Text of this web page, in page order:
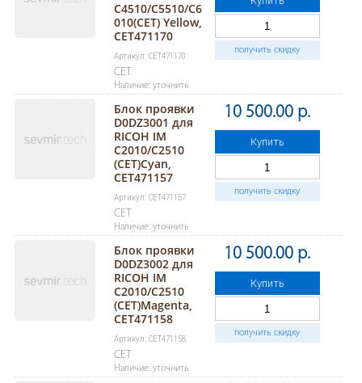
C4510/C5510/C6
010(CET) Yellow,
CET471170
Артикул: CET471170
CET
Наличие: уточнить
получить скидку
Блок проявки
D0DZ3001 для
RICOH IM
C2010/C2510
(CET)Cyan,
CET471157
Артикул: CET471157
CET
Наличие: уточнить
10 500.00 р.
Купить
получить скидку
Блок проявки
D0DZ3002 для
RICOH IM
C2010/C2510
(CET)Magenta,
CET471158
Артикул: CET471158
CET
Наличие: уточнить
10 500.00 р.
Купить
получить скидку